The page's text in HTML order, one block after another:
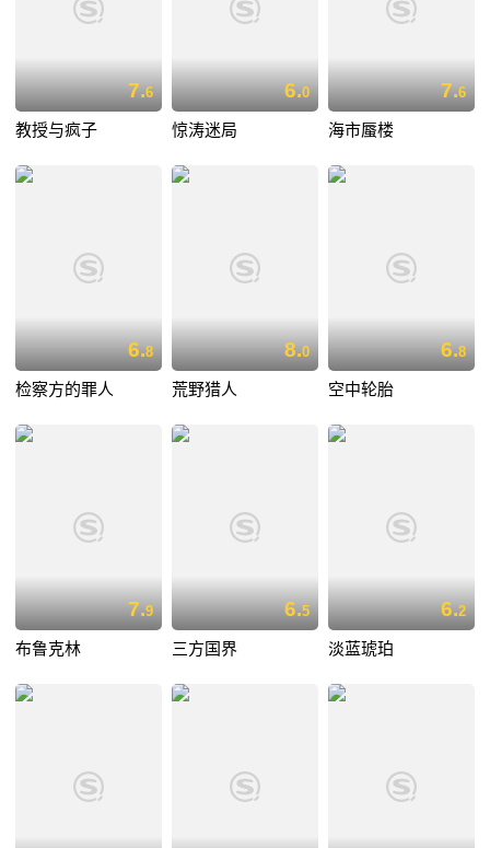
7.6
教授与疯子
6.0
惊涛迷局
7.6
海市蜃楼
6.8
检察方的罪人
8.0
荒野猎人
6.8
空中轮胎
7.9
布鲁克林
6.5
三方国界
6.2
淡蓝琥珀